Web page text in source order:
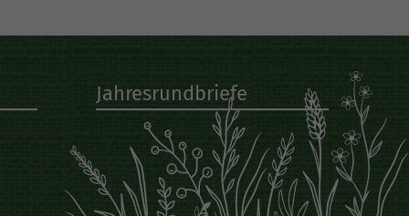
Jahresrundbriefe